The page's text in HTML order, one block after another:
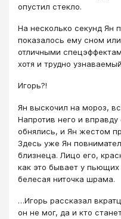
опустил стекло.
На несколько секунд Ян
показалось ему сном
отличными
хотя и трудно
Игорь?!
Ян выскочил на мороз,
Напротив него и вправду
обнялись, и Ян жестом
Здесь уже Ян
близнеца. Лицо его,
как это бывает у
белесая ниточка шрама.
…Игорь рассказал
он не мог, да и кто